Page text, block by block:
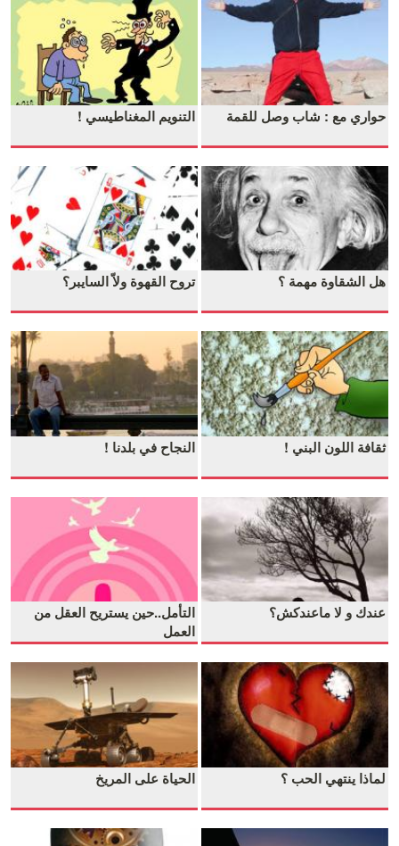
حواري مع : شاب وصل للقمة التنويم المغناطيسي !
هل الشقاوة مهمة ؟ تروح القهوة ولاّ السايبر؟
ثقافة اللون البني ! النجاح في بلدنا !
عندك و لا ماعندكش؟
التأمل..حين يستريح العقل من
العمل
لماذا ينتهي الحب ؟ الحياة على المريخ